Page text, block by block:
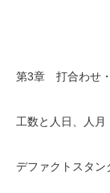
第3章 打合わせ
工数と人日、人
デファクトスタ